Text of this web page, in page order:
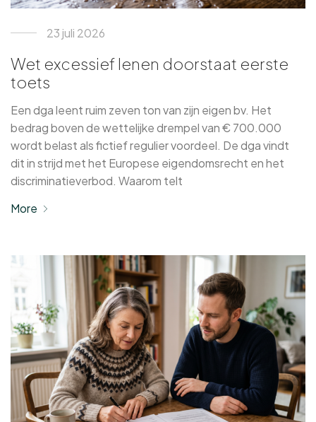
23 juli 2026
Wet excessief lenen doorstaat eerste
toets
Een dga leent ruim zeven ton van zijn eigen bv. Het
bedrag boven de wettelijke drempel van € 700.000
wordt belast als fictief regulier voordeel. De dga vindt
dit in strijd met het Europese eigendomsrecht en het
discriminatieverbod. Waarom telt
More